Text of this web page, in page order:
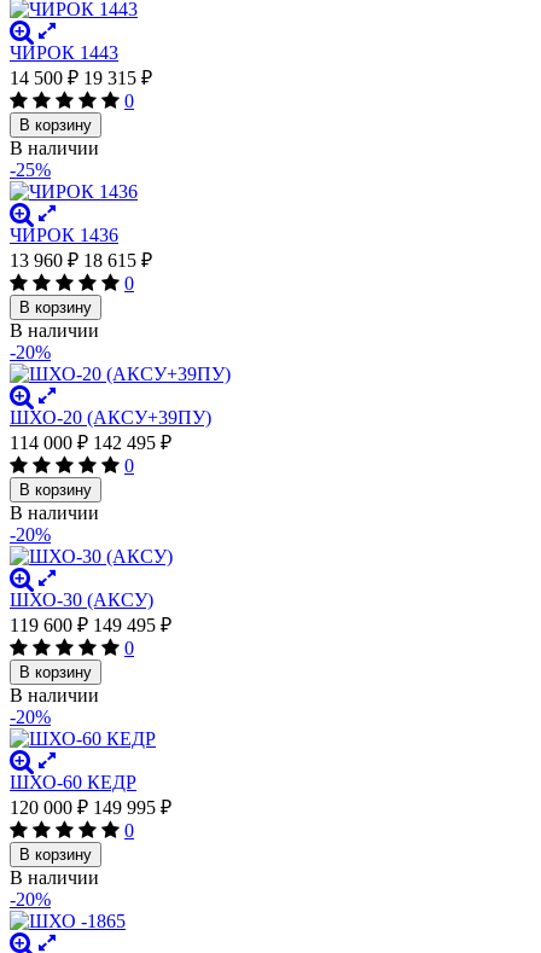
ЧИРОК 1443
14 500 ₽ 19 315 ₽
0
В корзину
В наличии
-25%
ЧИРОК 1436
13 960 ₽ 18 615 ₽
0
В корзину
В наличии
-20%
ШХО-20 (АКСУ+39ПУ)
114 000 ₽ 142 495 ₽
0
В корзину
В наличии
-20%
ШХО-30 (АКСУ)
119 600 ₽ 149 495 ₽
0
В корзину
В наличии
-20%
ШХО-60 КЕДР
120 000 ₽ 149 995 ₽
0
В корзину
В наличии
-20%